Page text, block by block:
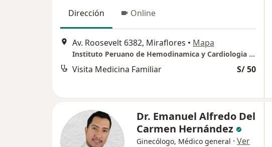
Dirección Online
Av. Roosevelt 6382, Miraflores • Mapa
Instituto Peruano de Hemodinamica y Cardiologia Intervencionista IPHCI
Visita Medicina Familiar S/ 50
Dr. Emanuel Alfredo Del
Carmen Hernández
Ginecólogo, Médico general · Ver